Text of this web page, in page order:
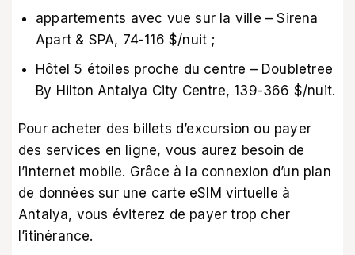
appartements avec vue sur la ville – Sirena
Apart & SPA, 74-116 $/nuit ;
Hôtel 5 étoiles proche du centre – Doubletree
By Hilton Antalya City Centre, 139-366 $/nuit.
Pour acheter des billets d’excursion ou payer
des services en ligne, vous aurez besoin de
l’internet mobile. Grâce à la connexion d’un plan
de données sur une carte eSIM virtuelle à
Antalya, vous éviterez de payer trop cher
l’itinérance.